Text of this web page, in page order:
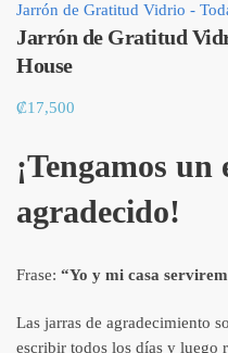
Jarrón de Gratitud Vidrio -
Jarrón de Gratitud
House
₡17,500
¡Tengamos
agradecido!
Frase: “Yo y mi casa
Las jarras de agradecimiento
escribir todos los días y luego